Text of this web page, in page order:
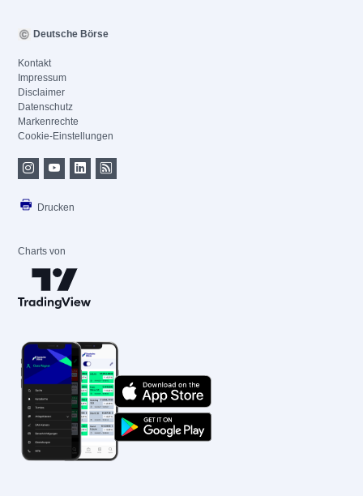
Deutsche Börse
Kontakt
Impressum
Disclaimer
Datenschutz
Markenrechte
Cookie-Einstellungen
Drucken
Charts von